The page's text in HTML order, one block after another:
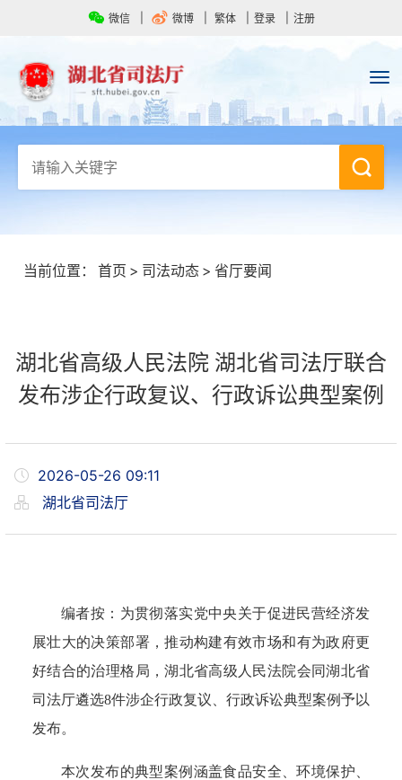
微信 微博 繁体 登录 注册
当前位置： 首页 > 司法动态 > 省厅要闻
湖北省高级人民法院 湖北省司法厅联合
发布涉企行政复议、行政诉讼典型案例
2026-05-26 09:11
湖北省司法厅
编者按： 为贯彻落实党中央关于促进民营经济发
展壮大的决策部署，推动构建有效市场和有为政府更
好结合的治理格局，湖北省高级人民法院会同湖北省
司法厅遴选8件涉企行政复议、行政诉讼典型案例予以
发布。
本次发布的典型案例涵盖食品安全、环境保护、